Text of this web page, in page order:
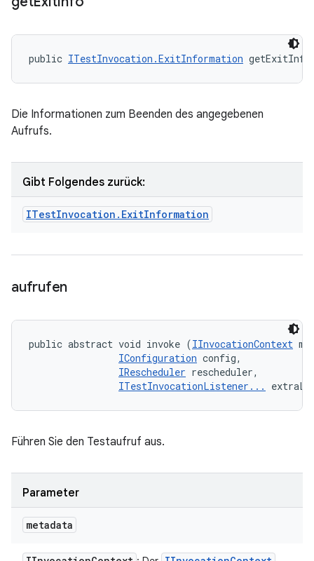
public ITestInvocation.ExitInformation
Die Informationen zum Beenden des angegebenen
Aufrufs.
Gibt Folgendes zurück:
ITestInvocation . ExitInformation
aufrufen
public abstract void invoke (IInvocationContext
IConfiguration config,
IRescheduler rescheduler,
ITestInvocationListener...
Führen Sie den Testaufruf aus.
Parameter
metadata